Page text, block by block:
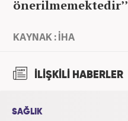
önerilmemektedir’’
KAYNAK : İHA
İLİŞKİLİ HABERLER
SAĞLIK